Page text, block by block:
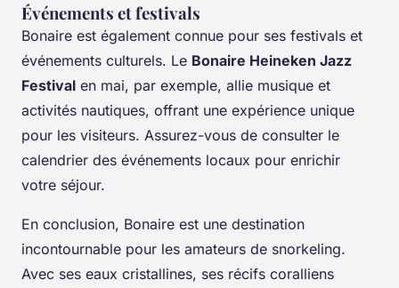
Événements et festivals
Bonaire est également connue pour ses festivals et
événements culturels. Le Bonaire Heineken Jazz
Festival en mai, par exemple, allie musique et
activités nautiques, offrant une expérience unique
pour les visiteurs. Assurez-vous de consulter le
calendrier des événements locaux pour enrichir
votre séjour.
En conclusion, Bonaire est une destination
incontournable pour les amateurs de snorkeling.
Avec ses eaux cristallines, ses récifs coralliens